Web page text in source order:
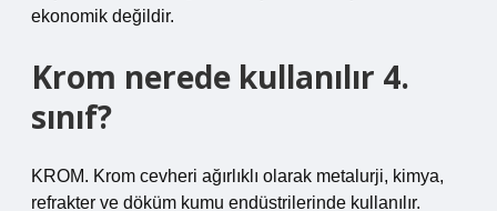
ekonomik değildir.
Krom nerede kullanılır 4.
sınıf?
KROM. Krom cevheri ağırlıklı olarak metalurji, kimya,
refrakter ve döküm kumu endüstrilerinde kullanılır.